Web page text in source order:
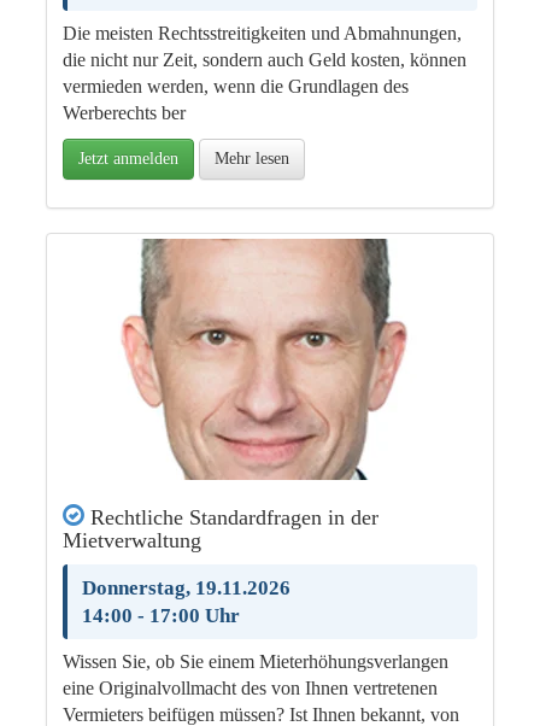
Die meisten Rechtsstreitigkeiten und Abmahnungen,
die nicht nur Zeit, sondern auch Geld kosten, können
vermieden werden, wenn die Grundlagen des
Werberechts ber
Jetzt anmelden Mehr lesen
Rechtliche Standardfragen in der
Mietverwaltung
Donnerstag, 19.11.2026
14:00 - 17:00 Uhr
Wissen Sie, ob Sie einem Mieterhöhungsverlangen
eine Originalvollmacht des von Ihnen vertretenen
Vermieters beifügen müssen? Ist Ihnen bekannt, von